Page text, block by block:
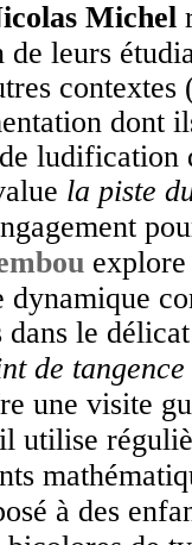
Michel
leurs
dont
ludification
la piste
dynamique
dans le
de tangence
une visite
utilise
à des